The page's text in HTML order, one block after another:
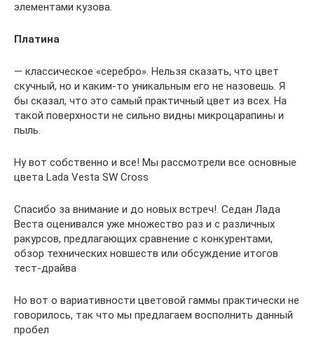
элементами кузова.
Платина
— классическое «серебро». Нельзя сказать, что цвет
скучный, но и каким-то уникальным его не назовешь. Я
бы сказал, что это самый практичный цвет из всех. На
такой поверхности не сильно видны микроцарапины и
пыль.
Ну вот собственно и все! Мы рассмотрели все основные
цвета Lada Vesta SW Cross
Спасибо за внимание и до новых встреч!. Седан Лада
Веста оценивался уже множество раз и с различных
ракурсов, предлагающих сравнение с конкурентами,
обзор технических новшеств или обсуждение итогов
тест-драйва
Но вот о вариативности цветовой гаммы практически не
говорилось, так что мы предлагаем восполнить данный
пробел